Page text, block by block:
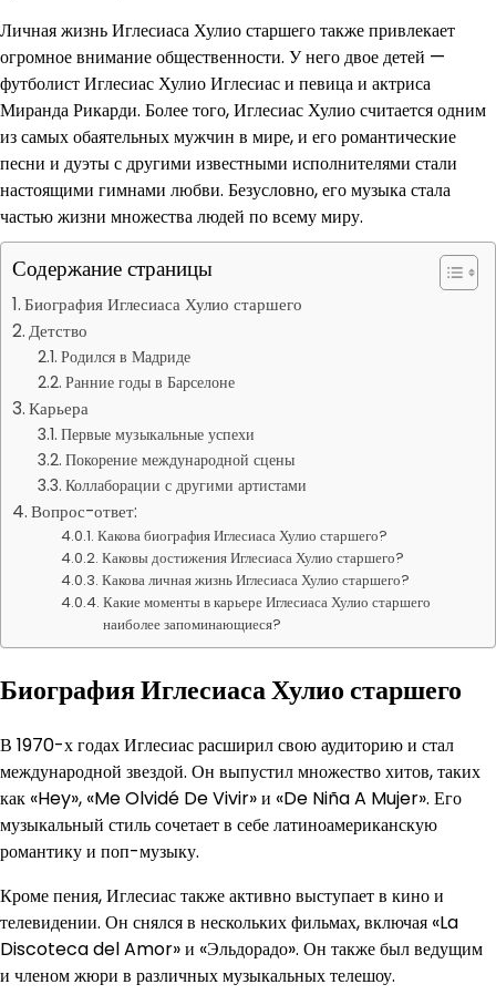
Личная жизнь Иглесиаса Хулио старшего также привлекает
огромное внимание общественности. У него двое детей —
футболист Иглесиас Хулио Иглесиас и певица и актриса
Миранда Рикарди. Более того, Иглесиас Хулио считается одним
из самых обаятельных мужчин в мире, и его романтические
песни и дуэты с другими известными исполнителями стали
настоящими гимнами любви. Безусловно, его музыка стала
частью жизни множества людей по всему миру.
Содержание страницы
Биография Иглесиаса Хулио старшего
Детство
Родился в Мадриде
Ранние годы в Барселоне
Карьера
Первые музыкальные успехи
Покорение международной сцены
Коллаборации с другими артистами
Вопрос-ответ:
Какова биография Иглесиаса Хулио старшего?
Каковы достижения Иглесиаса Хулио старшего?
Какова личная жизнь Иглесиаса Хулио старшего?
Какие моменты в карьере Иглесиаса Хулио старшего
наиболее запоминающиеся?
Биография Иглесиаса Хулио старшего
В 1970-х годах Иглесиас расширил свою аудиторию и стал
международной звездой. Он выпустил множество хитов, таких
как «Hey», «Me Olvidé De Vivir» и «De Niña A Mujer». Его
музыкальный стиль сочетает в себе латиноамериканскую
романтику и поп-музыку.
Кроме пения, Иглесиас также активно выступает в кино и
телевидении. Он снялся в нескольких фильмах, включая «La
Discoteca del Amor» и «Эльдорадо». Он также был ведущим
и членом жюри в различных музыкальных телешоу.